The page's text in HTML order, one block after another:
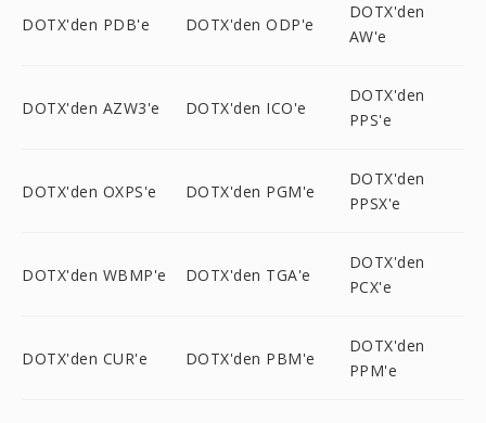
DOTX'den PDB'e DOTX'den ODP'e
DOTX'den
AW'e
DOTX'den AZW3'e DOTX'den ICO'e
DOTX'den
PPS'e
DOTX'den OXPS'e DOTX'den PGM'e
DOTX'den
PPSX'e
DOTX'den WBMP'e DOTX'den TGA'e
DOTX'den
PCX'e
DOTX'den CUR'e DOTX'den PBM'e
DOTX'den
PPM'e